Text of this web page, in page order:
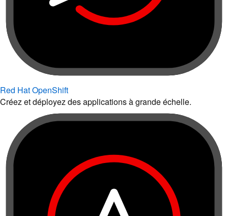
Red Hat OpenShift
Créez et déployez des applications à grande échelle.